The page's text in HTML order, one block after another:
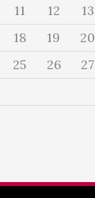
11 12 13
18 19 20
25 26 27